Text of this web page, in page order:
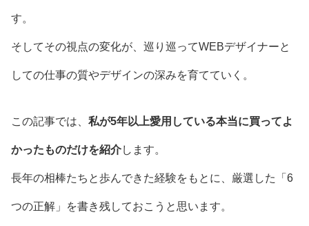
す。
そしてその視点の変化が、巡り巡ってWEBデザイナーと
しての仕事の質やデザインの深みを育てていく。
この記事では、 私が5年以上愛用している本当に買ってよ
かったものだけを紹介します。
長年の相棒たちと歩んできた経験をもとに、厳選した「6
つの正解」を書き残しておこうと思います。